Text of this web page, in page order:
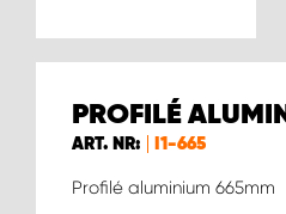
PROFILÉ
ART. NR: I1-665
Profilé aluminium 665mm